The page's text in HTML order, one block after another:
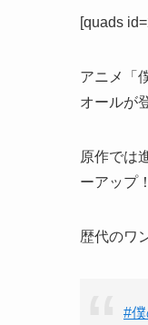
[quads
アニメ「
オールが
原作では
ーアップ！
歴代のワ
#